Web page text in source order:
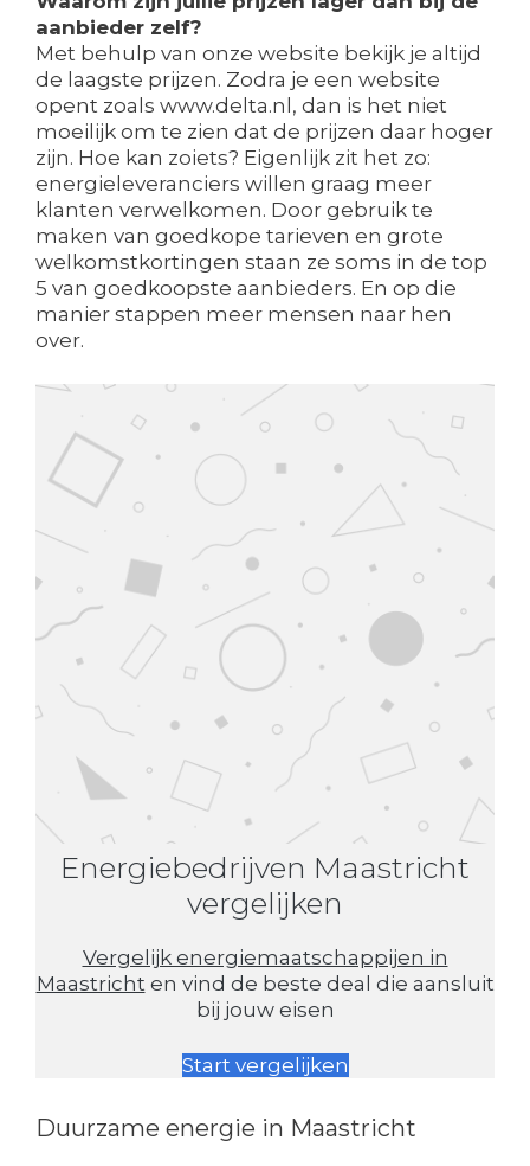
aanbieder zelf?
Met behulp van onze website bekijk je altijd
de laagste prijzen. Zodra je een website
opent zoals www.delta.nl, dan is het niet
moeilijk om te zien dat de prijzen daar hoger
zijn. Hoe kan zoiets? Eigenlijk zit het zo:
energieleveranciers willen graag meer
klanten verwelkomen. Door gebruik te
maken van goedkope tarieven en grote
welkomstkortingen staan ze soms in de top
5 van goedkoopste aanbieders. En op die
manier stappen meer mensen naar hen
over.
Energiebedrijven Maastricht
vergelijken
Vergelijk energiemaatschappijen in
Maastricht en vind de beste deal die aansluit
bij jouw eisen
Start vergelijken
Duurzame energie in Maastricht